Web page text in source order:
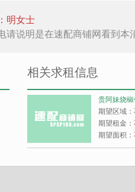
明女士
请说明是在速配商铺网看到本
相关求租信息
贵阿妹烧
期望区域
期望租金：
期望面积：